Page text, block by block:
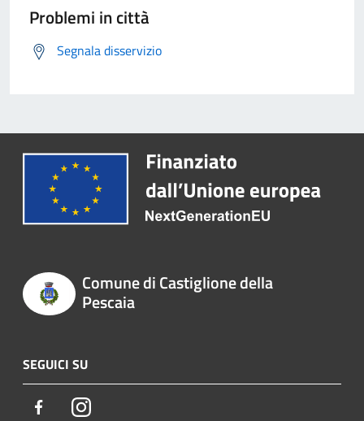
Problemi in città
Segnala disservizio
Comune di Castiglione della
Pescaia
SEGUICI SU
FacebookInstagram